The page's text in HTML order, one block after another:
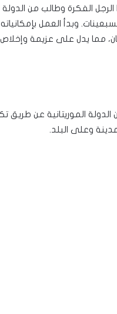
الفكرة وطالب من الدولة
وبدأ العمل
مما يدل على عزيمة
الموريتانية عن طريق
وعلى البلد.